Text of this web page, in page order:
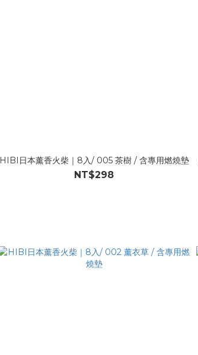
HIBI日本薰香火柴｜8入/ 005 茶樹 / 含專用燃燒墊
NT$298